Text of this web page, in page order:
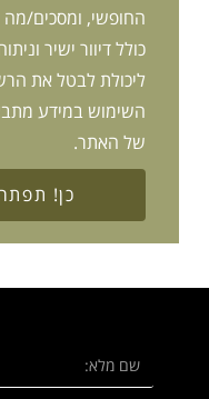
החופשי, ומסכים/
כולל דיוור ישיר
ליכולת לבטל את
השימוש במידע
של האתר.
כן!